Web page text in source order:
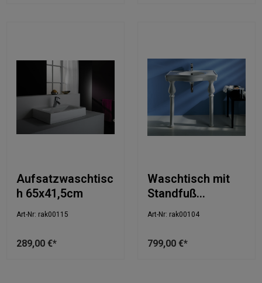
Aufsatzwaschtisc
h 65x41,5cm
Art-Nr: rak00115
289,00 €*
Waschtisch mit
Standfuß
84x57cm
Art-Nr: rak00104
799,00 €*